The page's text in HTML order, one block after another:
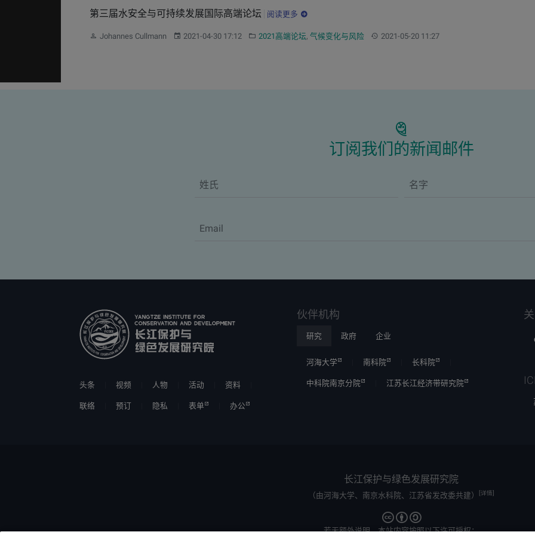
第三届水安全与可持续发展国际高端论坛 阅读更多
作者：
Johannes Cullmann 发布：2021-04-30 17:12 分类：
2021高端论坛, 气候变化与风险 更新：2021-05-20 11:27
订阅我们的新闻邮件
头条 视频 人物 活动 资料
联络 预订 隐私 表单 办公
伙伴机构
研究 政府 企业
河海大学 南科院 长科院
中科院南京分院 江苏长江经济带研究院
长江保护与绿色发展研究院
（由河海大学、南京水科院、江苏省发改委共建） [详情]
若无额外说明，本站内容按照以下许可授权：